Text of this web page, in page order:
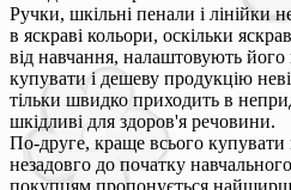
Ручки, шкільні пенали і лінійки
в яскраві кольори, оскільки
від навчання, налаштовують
купувати і дешеву продукцію
тільки швидко приходить в
шкідливі для здоров'я речовини.
По-друге, краще всього купувати
незадовго до початку
покупцям пропонується